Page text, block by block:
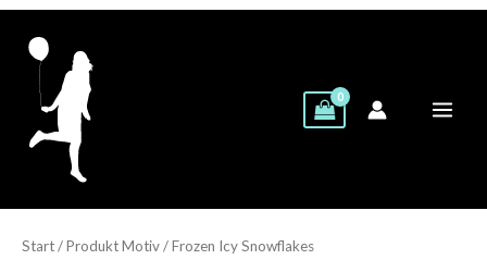
Start/ Produkt Motiv / Frozen Icy Snowflakes